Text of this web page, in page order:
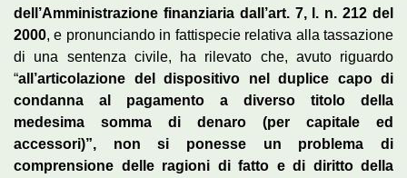
dell’Amministrazione finanziaria dall’art. 7, l. n. 212 del
2000, e pronunciando in fattispecie relativa alla tassazione
di una sentenza civile, ha rilevato che, avuto riguardo
“all’articolazione del dispositivo nel duplice capo di
condanna al pagamento a diverso titolo della
medesima somma di denaro (per capitale ed
accessori)”, non si ponesse un problema di
comprensione delle ragioni di fatto e di diritto della